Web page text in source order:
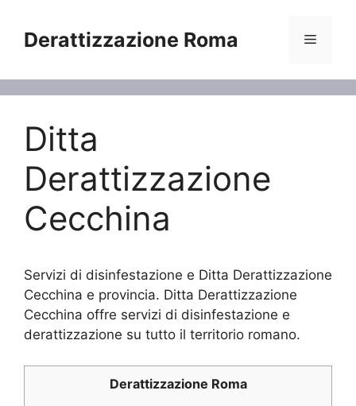
contenuto
Derattizzazione Roma Menu
Ditta
Derattizzazione
Cecchina
Servizi di disinfestazione e Ditta Derattizzazione
Cecchina e provincia. Ditta Derattizzazione
Cecchina offre servizi di disinfestazione e
derattizzazione su tutto il territorio romano.
Derattizzazione Roma